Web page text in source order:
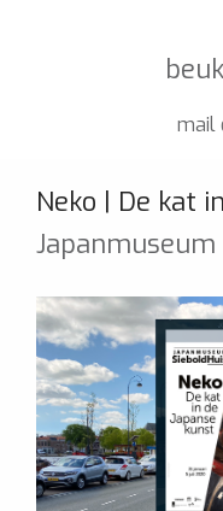
mail
Neko | De kat
Japanmuseum